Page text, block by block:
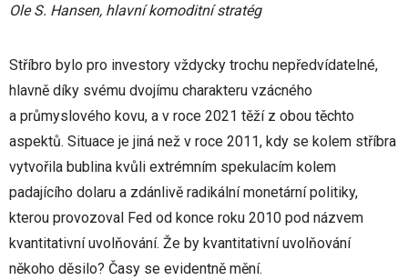
Ole S. Hansen, hlavní komoditní stratég
Stříbro bylo pro investory vždycky trochu nepředvídatelné,
hlavně díky svému dvojímu charakteru vzácného
a průmyslového kovu, a v roce 2021 těží z obou těchto
aspektů. Situace je jiná než v roce 2011, kdy se kolem stříbra
vytvořila bublina kvůli extrémním spekulacím kolem
padajícího dolaru a zdánlivě radikální monetární politiky,
kterou provozoval Fed od konce roku 2010 pod názvem
kvantitativní uvolňování. Že by kvantitativní uvolňování
někoho děsilo? Časy se evidentně mění.